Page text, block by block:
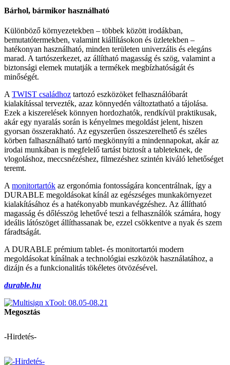
Bárhol, bármikor használható
Különböző környezetekben – többek között irodákban,
bemutatótermekben, valamint kiállításokon és üzletekben –
hatékonyan használható, minden területen univerzális és elegáns
marad. A tartószerkezet, az állítható magasság és szög, valamint a
biztonsági elemek mutatják a termékek megbízhatóságát és
minőségét.
ATWIST családhoz tartozó eszközöket felhasználóbarát
kialakítással tervezték, azaz könnyedén változtatható a tájolása.
Ezek a kiszerelések könnyen hordozhatók, rendkívül praktikusak,
akár egy nyaralás során is kényelmes megoldást jelent, hiszen
gyorsan összerakható. Az egyszerűen összeszerelhető és széles
körben falhasználható tartó megkönnyíti a mindennapokat, akár az
irodai munkában is megfelelő tartást biztosít a tableteknek, de
vlogoláshoz, meccsnézéshez, filmezéshez szintén kiváló lehetőséget
teremt.
Amonitortartók az ergonómia fontosságára koncentrálnak, így a
DURABLE megoldásokat kínál az egészséges munkakörnyezet
kialakításához és a hatékonyabb munkavégzéshez. Az állítható
magasság és dőlésszög lehetővé teszi a felhasználók számára, hogy
ideális látószöget állíthassanak be, ezzel csökkentve a nyak és szem
fáradtságát.
A DURABLE prémium tablet- és monitortartói modern
megoldásokat kínálnak a technológiai eszközök használatához, a
dizájn és a funkcionalitás tökéletes ötvözésével.
durable.hu
Megosztás
-Hirdetés-